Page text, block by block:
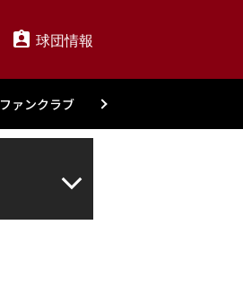
球団情報
ファンクラブ